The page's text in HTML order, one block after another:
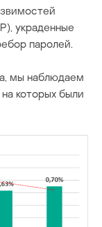
украденные
паролей.
мы наблюдаем
которых были